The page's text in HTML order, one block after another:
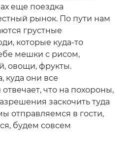
еще поездка
рынок. По пути нам
грустные
которые куда-то
мешки с рисом,
овощи, фрукты.
куда они все
что на похороны,
заскочить туда
отправляемся в гости,
будем совсем